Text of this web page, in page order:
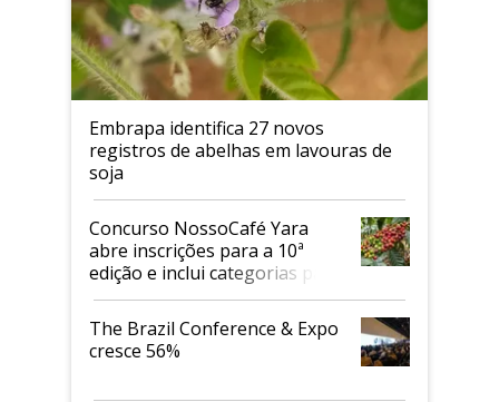
Embrapa identifica 27 novos
registros de abelhas em lavouras de
soja
Concurso NossoCafé Yara
abre inscrições para a 10ª
edição e inclui categorias para
cafés Canephora
The Brazil Conference & Expo
cresce 56%